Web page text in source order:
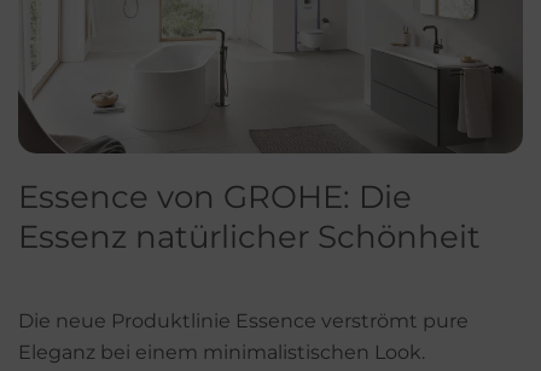
Essence von GROHE: Die
Essenz natürlicher Schönheit
Die neue Produktlinie Essence verströmt pure
Eleganz bei einem minimalistischen Look.